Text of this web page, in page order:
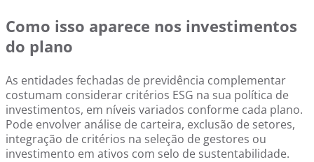
Como isso aparece nos investimentos
do plano
As entidades fechadas de previdência complementar
costumam considerar critérios ESG na sua política de
investimentos, em níveis variados conforme cada plano.
Pode envolver análise de carteira, exclusão de setores,
integração de critérios na seleção de gestores ou
investimento em ativos com selo de sustentabilidade.